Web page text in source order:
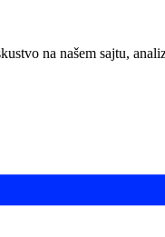
na našem sajtu,